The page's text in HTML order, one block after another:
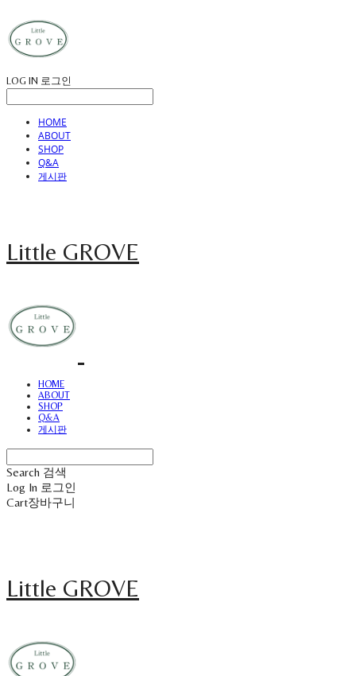
LOG IN 로그인
HOME
ABOUT
SHOP
Q&A
게시판
Little GROVE
HOME
ABOUT
SHOP
Q&A
게시판
Search 검색
Log In 로그인
Cart장바구니
Little GROVE